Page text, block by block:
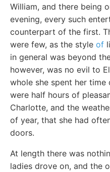
William, and there being
evening, every such
counterpart of the first.
were few, as the style of
in general was beyond
however, was no evil to
whole she spent her
were half hours of
Charlotte, and the
of year, that she had
doors.
At length there was
ladies drove on, and the